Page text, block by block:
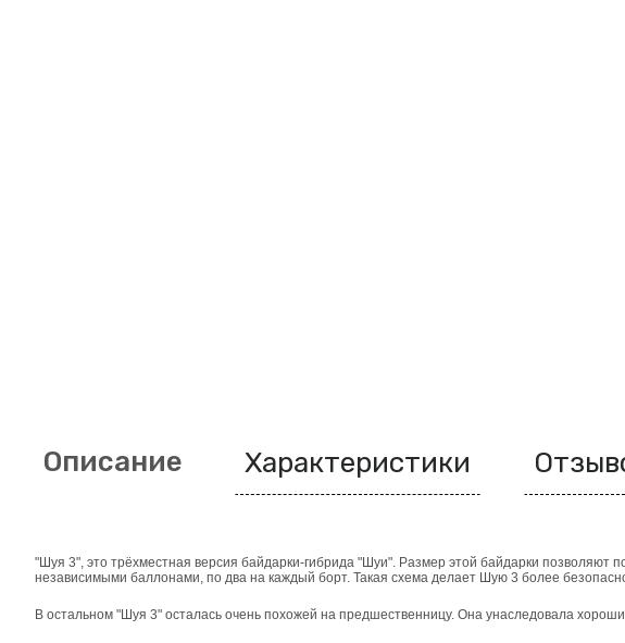
Описание Характеристики
"Шуя 3", это трёхместная версия байдарки-гибрида "Шуи". Размер этой байдарки
независимыми баллонами, по два на каждый борт. Такая схема делает Шую 3 более
В остальном "Шуя 3" осталась очень похожей на предшественницу. Она унаследовала